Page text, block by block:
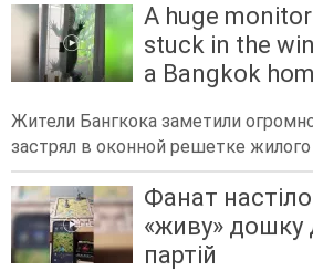
A huge
stuck in the
a Bangkok
Жители Бангкока заметили
застрял в оконной решетке
Фанат
«живу» дошку
партій